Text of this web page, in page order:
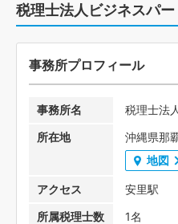
税理士法人ビジネスパ
事務所プロフィール
事務所名
税理士法
所在地
沖縄県那
地図
アクセス
安里駅
所属税理士数
1名